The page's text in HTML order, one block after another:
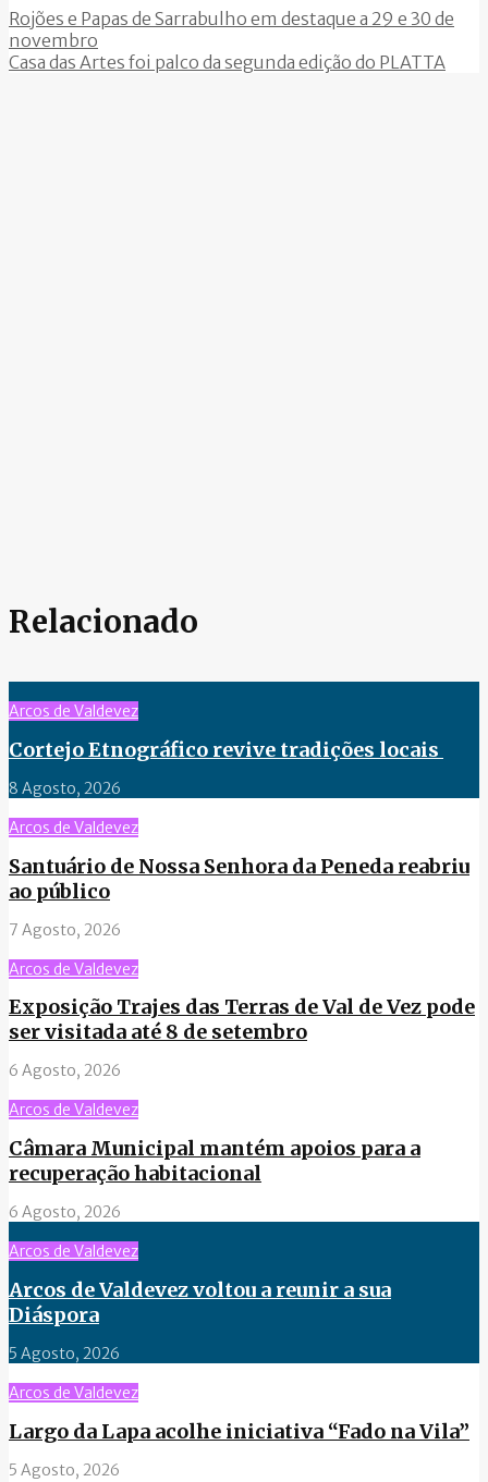
Rojões e Papas de Sarrabulho em destaque a 29 e 30 de
novembro
Casa das Artes foi palco da segunda edição do PLATTA
Relacionado
Arcos de Valdevez
Cortejo Etnográfico revive tradições locais
8 Agosto, 2026
Arcos de Valdevez
Santuário de Nossa Senhora da Peneda reabriu
ao público
7 Agosto, 2026
Arcos de Valdevez
Exposição Trajes das Terras de Val de Vez pode
ser visitada até 8 de setembro
6 Agosto, 2026
Arcos de Valdevez
Câmara Municipal mantém apoios para a
recuperação habitacional
6 Agosto, 2026
Arcos de Valdevez
Arcos de Valdevez voltou a reunir a sua
Diáspora
5 Agosto, 2026
Arcos de Valdevez
Largo da Lapa acolhe iniciativa “Fado na Vila”
5 Agosto, 2026